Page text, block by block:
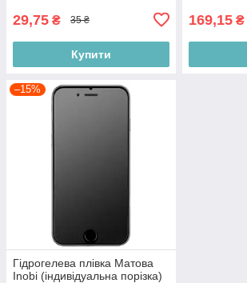
29,75 ₴ 35 ₴
Купити
169,15 ₴
–15%
Гідрогелева плівка Матова
Inobi (індивідуальна порізка)